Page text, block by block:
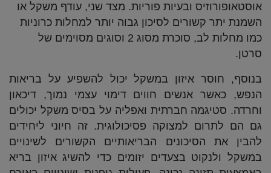
אוסטאופורוזיס ובעיות פוריות. מצד שני, עודף משקל או
השמנת יתר קשורים לסיכון גבוה יותר למחלות כרוניות
כמו מחלות לב, סוכרת מסוג 2 וסוגים מסוימים של
סרטן.
בנוסף, חוסר איזון במשקל יכול להשפיע על בריאות
הנפש, כאשר אנשים חווים דימוי עצמי נמוך, דיכאון
וחרדה. סטיגמה חברתית ואפליה על בסיס משקל יכולים
גם הם לתרום למצוקה פסיכולוגית. זה חיוני ליחידים
להבין את הסיכונים הבריאותיים הקשורים לשינויים
במשקל ולנקוט בצעדים יזומים כדי להשיג איזון בריא